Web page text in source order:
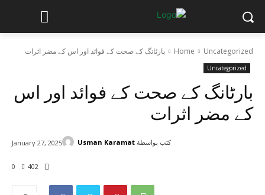
Home Uncategorized بارٹانگ کے صحت کے فوائد اور اس کے مضر اثرات
Uncategorized
بارٹانگ کے صحت کے فوائد اور اس
کے مضر اثرات
0 402
January 27, 2025 كتب بواسطة Usman Karamat